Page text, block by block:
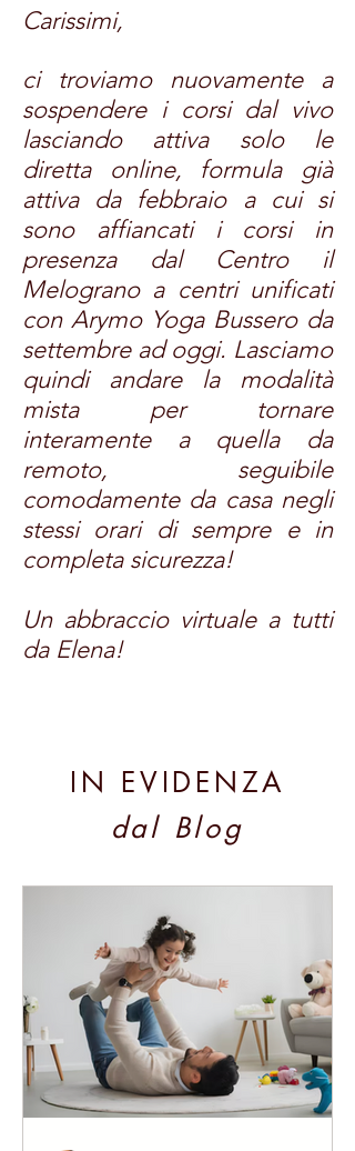
Carissimi,
ci troviamo nuovamente a
sospendere i corsi dal vivo
lasciando attiva solo le
diretta online, formula già
attiva da febbraio a cui si
sono affiancati i corsi in
presenza dal Centro il
Melograno a centri unificati
con Arymo Yoga Bussero da
settembre ad oggi. Lasciamo
quindi andare la modalità
mista per tornare
interamente a quella da
remoto, seguibile
comodamente da casa negli
stessi orari di sempre e in
completa sicurezza!
Un abbraccio virtuale a tutti
da Elena!
IN EVIDENZA
dal Blog